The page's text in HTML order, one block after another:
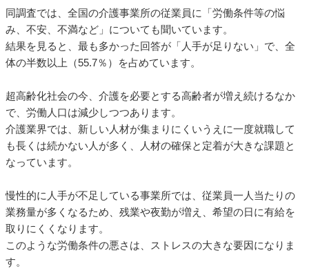
同調査では、全国の介護事業所の従業員に「労働条件等の悩
み、不安、不満など」についても聞いています。
結果を見ると、最も多かった回答が「人手が足りない」で、全
体の半数以上（55.7％）を占めています。
超高齢化社会の今、介護を必要とする高齢者が増え続けるなか
で、労働人口は減少しつつあります。
介護業界では、新しい人材が集まりにくいうえに一度就職して
も長くは続かない人が多く、人材の確保と定着が大きな課題と
なっています。
慢性的に人手が不足している事業所では、従業員一人当たりの
業務量が多くなるため、残業や夜勤が増え、希望の日に有給を
取りにくくなります。
このような労働条件の悪さは、ストレスの大きな要因になりま
す。